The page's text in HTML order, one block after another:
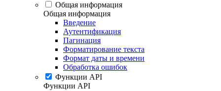
Общая информация
Общая информация
Введение
Аутентификация
Пагинация
Форматирование текста
Формат даты и времени
Обработка ошибок
Функции API
Функции API